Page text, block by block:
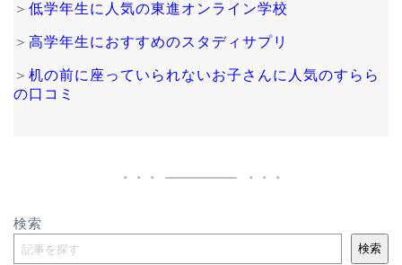
＞ 低学年生に人気の東進オンライン学校
＞ 高学年生におすすめのスタディサプリ
＞ 机の前に座っていられないお子さんに人気のすらら
の口コミ
検索
検索